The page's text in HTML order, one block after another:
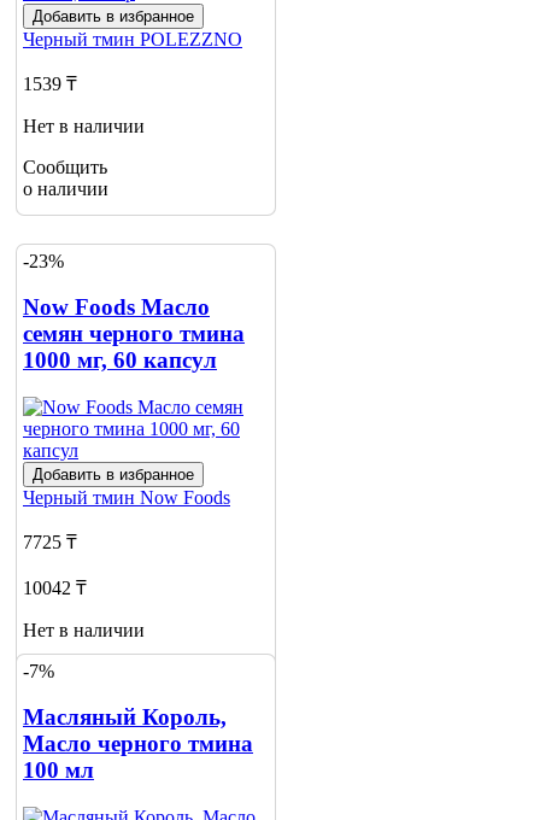
Добавить в избранное
Черный тмин POLEZZNO
1539 ₸
Нет в наличии
Сообщить
о наличии
-23%
Now Foods Масло
семян черного тмина
1000 мг, 60 капсул
Добавить в избранное
Черный тмин Now Foods
7725 ₸
10042 ₸
Нет в наличии
Сообщить
-7%
Масляный Король,
Масло черного тмина
100 мл